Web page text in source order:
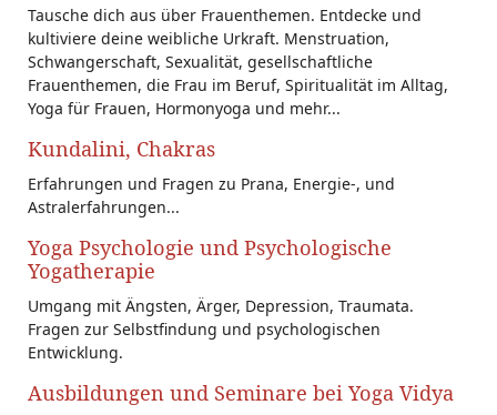
Tausche dich aus über Frauenthemen. Entdecke und
kultiviere deine weibliche Urkraft. Menstruation,
Schwangerschaft, Sexualität, gesellschaftliche
Frauenthemen, die Frau im Beruf, Spiritualität im Alltag,
Yoga für Frauen, Hormonyoga und mehr...
Kundalini, Chakras
Erfahrungen und Fragen zu Prana, Energie-, und
Astralerfahrungen...
Yoga Psychologie und Psychologische
Yogatherapie
Umgang mit Ängsten, Ärger, Depression, Traumata.
Fragen zur Selbstfindung und psychologischen
Entwicklung.
Ausbildungen und Seminare bei Yoga Vidya